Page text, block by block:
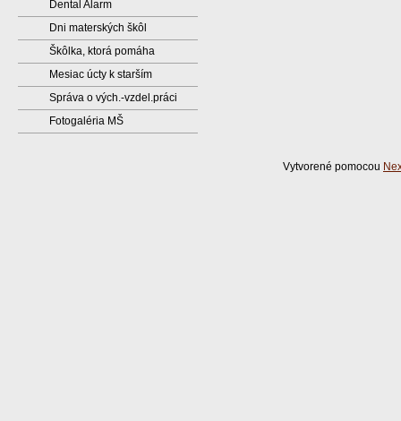
Dental Alarm
Dni materských škôl
Škôlka, ktorá pomáha
Mesiac úcty k starším
Správa o vých.-vzdel.práci
Fotogaléria MŠ
Vytvorené pomocou